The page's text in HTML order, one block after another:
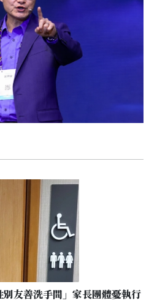
友善洗手間」家長團體憂執行